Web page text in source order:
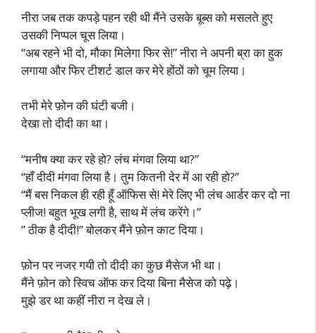
नीरा जब तक कपड़े पहन रही थी मैंने उसके बूब्स को मसलते हुए
उसकी निप्पल चूस लिया।
“अब रहने भी दो, मौका मिलेगा फिर से!” नीरा ने अपनी ब्रा का हुक
लगाया और फिर टीशर्ट डाल कर मेरे होंठों को चूम लिया।
तभी मेरे फ़ोन की घंटी बजी।
देखा तो दीदी का था।
“मनीष क्या कर रहे हो? लंच मंगवा लिया था?”
“हाँ दीदी मंगवा लिया है। तुम कितनी देर में आ रही हो?”
“मैं बस निकल ही रही हूँ ऑफिस से! मेरे लिए भी लंच आर्डर कर दो ना
प्लीज! बहुत भूख लगी है, साथ में लंच करेंगे।”
” ठीक है दीदी!” बोलकर मैंने फ़ोन काट दिया।
फ़ोन पर नजर गयी तो दीदी का कुछ मैसेज भी था।
मैंने फ़ोन को स्विच ऑफ कर दिया बिना मैसेज को पढ़े।
मुझे डर था कहीं नीरा न देख ले।